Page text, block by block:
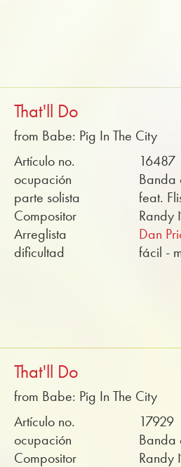
That'll Do
from Babe: Pig In The City
Artículo no.
16487
ocupación
Banda
parte solista
feat.
Compositor
Randy
Arreglista
Dan
dificultad
fácil -
That'll Do
from Babe: Pig In The City
Artículo no.
17929
ocupación
Banda
Compositor
Randy